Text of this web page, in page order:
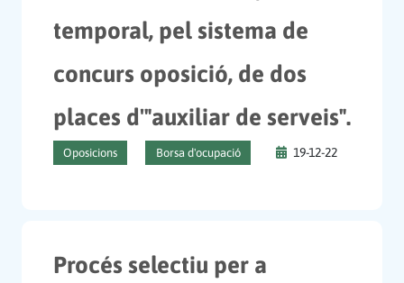
temporal, pel sistema de
concurs oposició, de dos
places d'"auxiliar de serveis".
Oposicions Borsa d'ocupació 19-12-22
Procés selectiu per a